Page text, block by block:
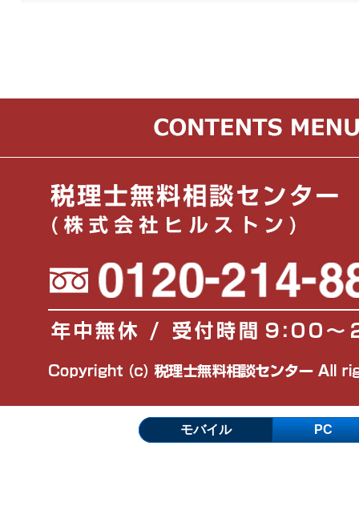
モバイル PC